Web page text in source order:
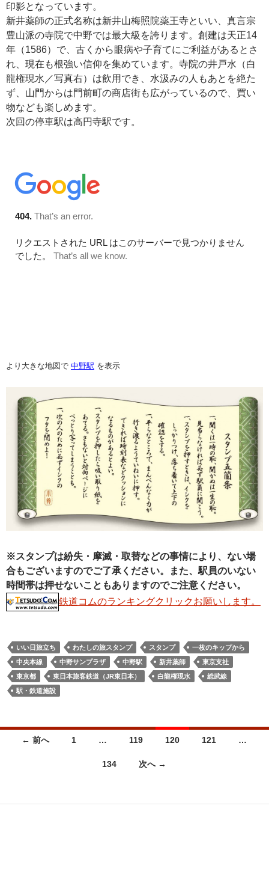
印影となっています。
新井薬師の正式名称は新井山梅照院薬王寺といい、真言宗
豊山派の寺院で中野では最大級を誇ります。創建は天正14
年（1586）で、古くから眼病や子育てにご利益があるとさ
れ、現在も根強い信仰を集めています。寺院の井戸水（白
龍権現水／写真右）は飲用でき、水汲みの人もあとを絶た
ず、山門からは門前町の商店街も広がっているので、買い
物なども楽しめます。
次回の停車駅は高円寺駅です。
より大きな地図で 中野駅 を表示
※スタンプは紛失・摩滅・取替などの事情により、ない場
合もございますのでご了承ください。また、駅員のいない
時間帯は押せないこともありますのでご注意ください。
鉄道コムのランキングクリックお願いします。
いい日旅立ち わたしの旅スタンプ スタンプ
一枚のキップから
中央本線
中野サンプラザ 中野駅 新井薬師
東京支社
東京都
東日本旅客鉄道（JR東日本） 白龍権現水
総武線
駅・鉄道施設
ビ
← 前へ 1 … 119 120 121 …
134 次へ →